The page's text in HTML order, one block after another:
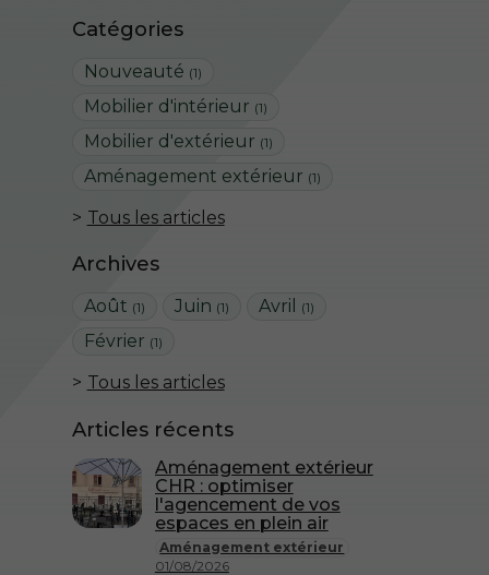
Catégories
Nouveauté (1)
Mobilier d'intérieur (1)
Mobilier d'extérieur (1)
Aménagement extérieur (1)
Tous les articles
Archives
Août (1) Juin (1) Avril (1)
Février (1)
Tous les articles
Articles récents
Aménagement extérieur
01/08/2026
Aménagement extérieur
CHR : optimiser
l'agencement de vos
espaces en plein air